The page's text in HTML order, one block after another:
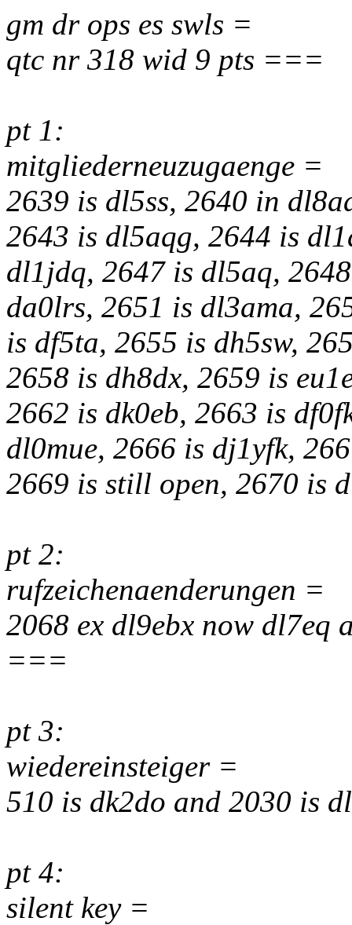
gm dr ops es swls =
qtc nr 318 wid 9 pts ===
pt 1:
mitgliederneuzugaenge =
2639 is dl5ss, 2640 in
2643 is dl5aqg, 2644 is
dl1jdq, 2647 is dl5aq,
da0lrs, 2651 is dl3ama,
is df5ta, 2655 is dh5sw,
2658 is dh8dx, 2659 is
2662 is dk0eb, 2663 is
dl0mue, 2666 is dj1yfk,
2669 is still open, 2670 is
pt 2:
rufzeichenaenderungen =
2068 ex dl9ebx now dl7eq
===
pt 3:
wiedereinsteiger =
510 is dk2do and 2030 is
pt 4:
silent key =